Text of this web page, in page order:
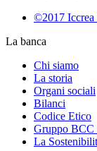
©2017 Iccrea
La banca
Chi siamo
La storia
Organi sociali
Bilanci
Codice Etico
Gruppo BCC
La